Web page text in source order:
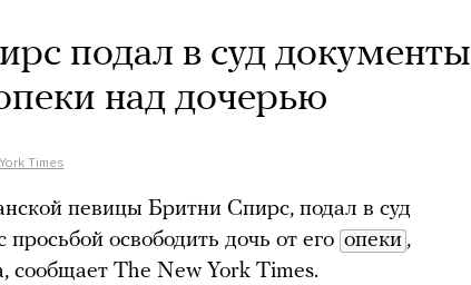
подал в суд документы
над дочерью
Times
певицы Бритни Спирс, подал в суд
освободить дочь от его опеки ,
сообщает The New York Times.